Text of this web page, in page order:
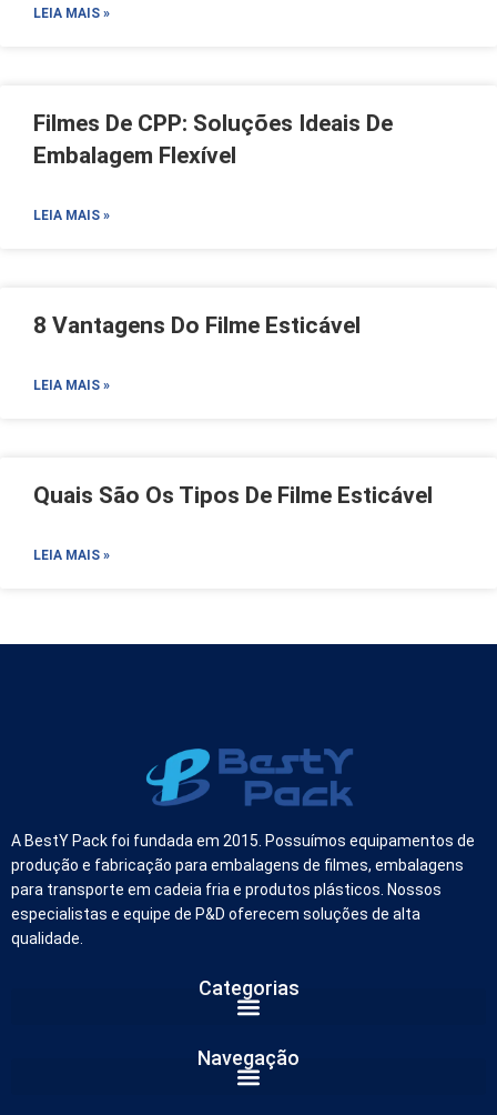
LEIA MAIS »
Filmes De CPP: Soluções Ideais De
Embalagem Flexível
LEIA MAIS »
8 Vantagens Do Filme Esticável
LEIA MAIS »
Quais São Os Tipos De Filme Esticável
LEIA MAIS »
A BestY Pack foi fundada em 2015. Possuímos equipamentos de
produção e fabricação para embalagens de filmes, embalagens
para transporte em cadeia fria e produtos plásticos. Nossos
especialistas e equipe de P&D oferecem soluções de alta
qualidade.
Categorias
Navegação